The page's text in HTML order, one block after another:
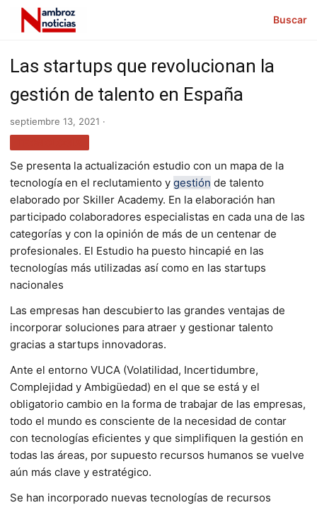
Buscar
Las startups que revolucionan la
gestión de talento en España
septiembre 13, 2021 ·
Se presenta la actualización estudio con un mapa de la
tecnología en el reclutamiento y gestión de talento
elaborado por Skiller Academy. En la elaboración han
participado colaboradores especialistas en cada una de las
categorías y con la opinión de más de un centenar de
profesionales. El Estudio ha puesto hincapié en las
tecnologías más utilizadas así como en las startups
nacionales
Las empresas han descubierto las grandes ventajas de
incorporar soluciones para atraer y gestionar talento
gracias a startups innovadoras.
Ante el entorno VUCA (Volatilidad, Incertidumbre,
Complejidad y Ambigüedad) en el que se está y el
obligatorio cambio en la forma de trabajar de las empresas,
todo el mundo es consciente de la necesidad de contar
con tecnologías eficientes y que simplifiquen la gestión en
todas las áreas, por supuesto recursos humanos se vuelve
aún más clave y estratégico.
Se han incorporado nuevas tecnologías de recursos